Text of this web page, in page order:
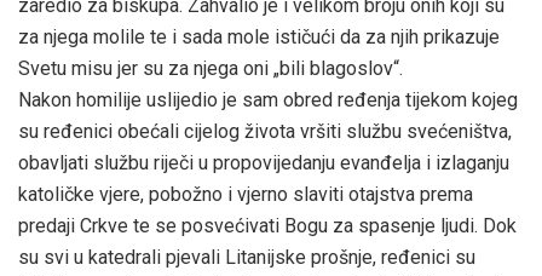
zaredio za biskupa. Zahvalio je i velikom broju onih koji su
za njega molile te i sada mole ističući da za njih prikazuje
Svetu misu jer su za njega oni „bili blagoslov“.
Nakon homilije uslijedio je sam obred ređenja tijekom kojeg
su ređenici obećali cijelog života vršiti službu svećeništva,
obavljati službu riječi u propovijedanju evanđelja i izlaganju
katoličke vjere, pobožno i vjerno slaviti otajstva prema
predaji Crkve te se posvećivati Bogu za spasenje ljudi. Dok
su svi u katedrali pjevali Litanijske prošnje, ređenici su